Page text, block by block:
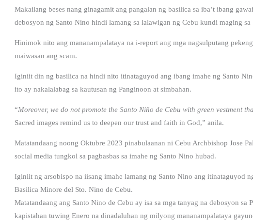
Makailang beses nang ginagamit ang pangalan ng basilica sa iba’t ibang
debosyon ng Santo Nino hindi lamang sa lalawigan ng Cebu kundi maging sa
Hinimok nito ang mananampalataya na i-report ang mga nagsulputang
maiwasan ang scam.
Iginiit din ng basilica na hindi nito itinataguyod ang ibang imahe ng Santo
ito ay nakalalabag sa kautusan ng Panginoon at simbahan.
“Moreover, we do not promote the Santo Niño de Cebu with green vestment
Sacred images remind us to deepen our trust and faith in God,” anila.
Matatandaang noong Oktubre 2023 pinabulaanan ni Cebu Archbishop Jose
social media tungkol sa pagbasbas sa imahe ng Santo Nino hubad.
Iginiit ng arsobispo na iisang imahe lamang ng Santo Nino ang itinataguyod
Basilica Minore del Sto. Nino de Cebu.
Matatandaang ang Santo Nino de Cebu ay isa sa mga tanyag na debosyon
kapistahan tuwing Enero na dinadaluhan ng milyong mananampalataya